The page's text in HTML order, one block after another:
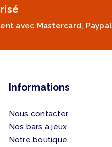
avec Mastercard, Paypal
Informations
Nous contacter
Nos bars à jeux
Notre boutique